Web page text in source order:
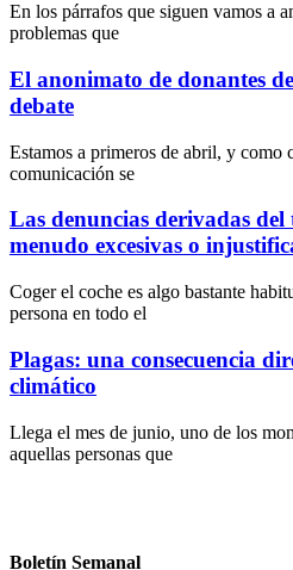
En los párrafos que siguen vamos a
problemas que
El anonimato de donantes
debate
Estamos a primeros de abril, y como
comunicación se
Las denuncias derivadas del
menudo excesivas o
Coger el coche es algo bastante
persona en todo el
Plagas: una consecuencia
climático
Llega el mes de junio, uno de los
aquellas personas que
Boletín Semanal